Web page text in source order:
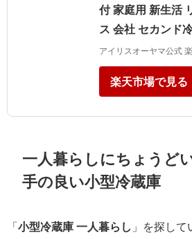
付 家庭用 新生活
ス 会社 セカンド
アイリスオーヤマ公式
楽天市場で見る
一人暮らしにちょうど
手の良い小型冷蔵庫
「小型冷蔵庫 一人暮らし 」を探し